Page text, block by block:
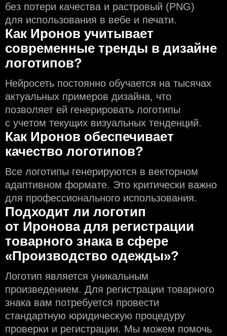
без потери качества и растровый (PNG)
для использования в вебе и печати.
Как Иронов учитывает
современные тренды в дизайне
логотипов?
Нейросеть постоянно обучается на тысячах
актуальных примеров дизайна, что
позволяет ей генерировать логотипы
с учeтом текущих визуальных тенденций.
Как Иронов обеспечивает
качество логотипов?
Все логотипы генерируются в векторном
адаптивном формате. Это критически важно
для профессионального использования.
Подходит ли логотип
от Иронова для регистрации
товарного знака в сфере
«Производство одежды»?
Логотип является уникальным
произведением. Для регистрации товарного
знака вам потребуется провести
стандартную юридическую процедуру
проверки и регистрации. Мы можем помочь